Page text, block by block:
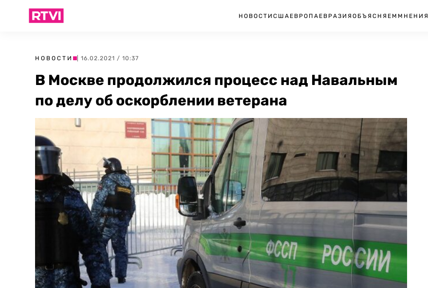
НОВОСТИ США ЕВРОПА ЕВРАЗИЯ ОБЪЯСНЯЕМ МНЕНИЯ
НОВОСТИ | 16.02.2021 / 10:37
В Москве продолжился процесс над Навальным
по делу об оскорблении ветерана